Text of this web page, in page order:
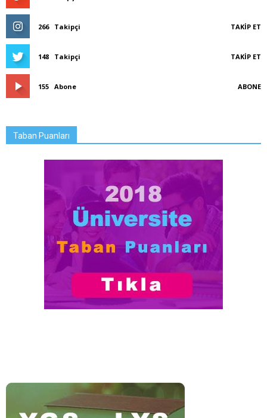
266 Takipçi TAKIP ET
148 Takipçi TAKIP ET
155 Abone ABONE
Taban Puanları